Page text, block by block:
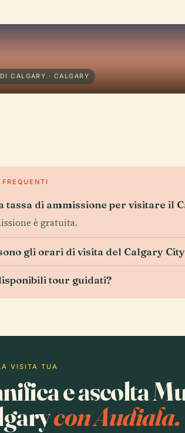
CALGARY · CALGARY
tassa di ammissione per visitare il
è gratuita.
gli orari di visita del Calgary
tour guidati?
VISITA TUA
e ascolta
con Audiala.